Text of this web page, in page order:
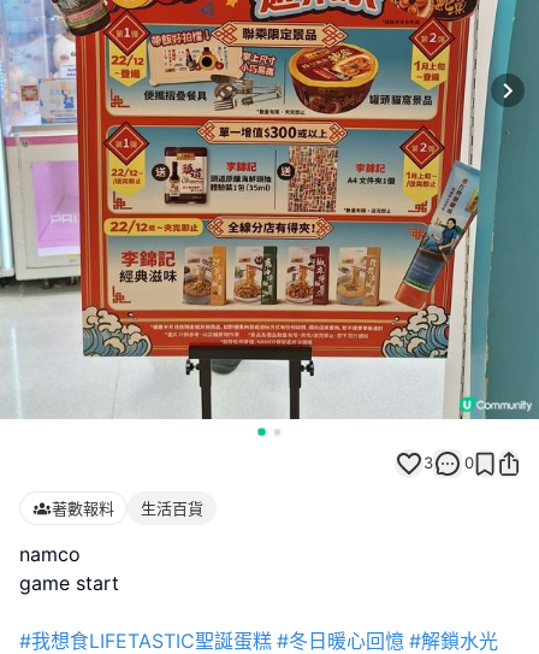
3 0
著數報料 生活百貨
namco
game start
#我想食LIFETASTIC聖誕蛋糕 #冬日暖心回憶 #解鎖水光